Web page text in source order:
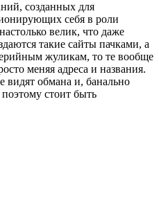
созданных для
себя в роли
велик, что даже
такие сайты пачками, а
жуликам, то те вообще
меняя адреса и названия.
видят обмана и, банально
стоит быть